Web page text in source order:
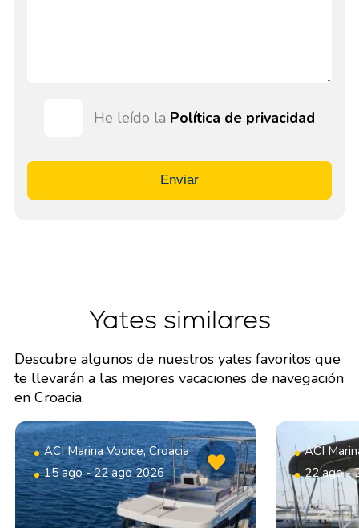
He leído la Política de privacidad
Enviar
Yates similares
Descubre algunos de nuestros yates favoritos que
te llevarán a las mejores vacaciones de navegación
en Croacia.
ACI Marina Vodice, Croacia
15 ago - 22 ago 2026
ACI
22 ago -